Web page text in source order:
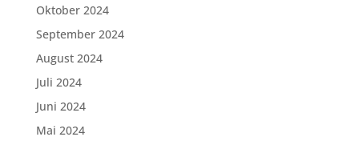
Oktober 2024
September 2024
August 2024
Juli 2024
Juni 2024
Mai 2024